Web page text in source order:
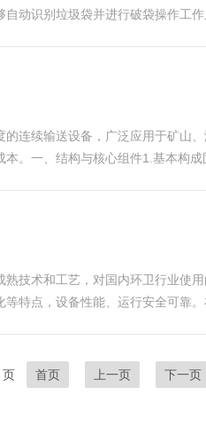
动识别垃圾袋并进行破袋操作‌工
连续输送设备，广泛应用于矿山
。一、结构与核心组件1.​​基本构
技术和工艺，对国内环卫行业使
特点，设备性能、运行安全可靠
页
首页 上一页 下一页